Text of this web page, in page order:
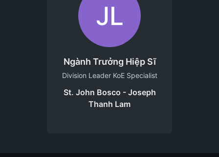
JL
Ngành Trưởng Hiệp Sĩ
Division Leader KoE Specialist
St. John Bosco - Joseph
Thanh Lam